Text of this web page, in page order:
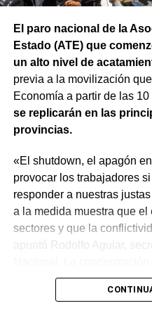
una desregulación de los
vida, como las tarifas de
internet, luz y gas. Todo
que tiene un impacto
mujeres».
«Estamos viviendo una
fundacionales como la
banco de horas flexible,
personal y lo laboral,
para poder sostener la
que «esta pobreza de
Al abordar la persecución
El paro nacional de la
Estado (ATE) que
un alto nivel de
previa a la movilización
Economía a partir de las
se replicarán en las
provincias.
«El shutdown, el apagón
provocar los trabajadores
responder a nuestras
a la medida muestra que
sectores y que la
apuntó Rodolfo Aguiar,
Santiago del Estero a